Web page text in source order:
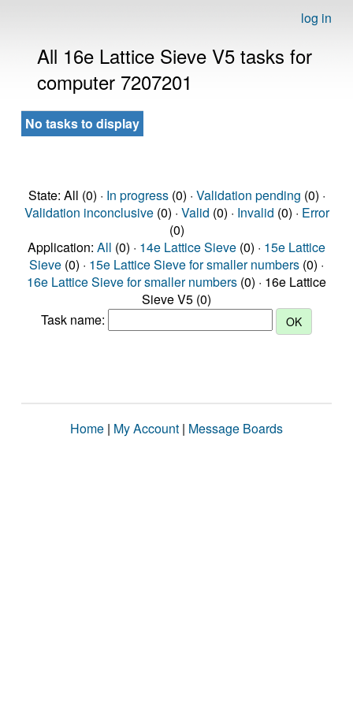
log in
All 16e Lattice Sieve V5 tasks for
computer 7207201
No tasks to display
State: All (0) · In progress(0) · Validation pending (0) ·
Validation inconclusive(0) · Valid (0) · Invalid (0) · Error
(0)
Application: All (0) · 14e Lattice Sieve (0) · 15e Lattice
Sieve (0) · 15e Lattice Sieve for smaller numbers (0) ·
16e Lattice Sieve for smaller numbers (0) · 16e Lattice
Sieve V5 (0)
Task name:
Home | My Account | Message Boards